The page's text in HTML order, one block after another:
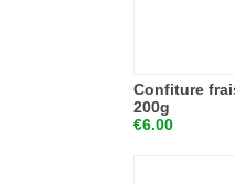
Confiture
200g
€6.00